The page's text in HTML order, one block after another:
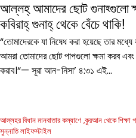
আল্লহ্ আমাদের ছোট গুনাহ্গুলো
কবিরাহ্ গুনাহ্ থেকে বেঁচে থাকি!
“তোমাদেরকে যা নিষেধ করা হয়েছে তার
আমরা তোমাদের ছোট পাপগুলো ক্ষমা করব
করাব।“— সূরা আন-নিসা’ ৪:৩১ এই…
আল্লহর বিধান মানবাতার কল্যাণে কুরআন থেকে শিক্ষা
সুন্নাতি লাইফস্টাইল